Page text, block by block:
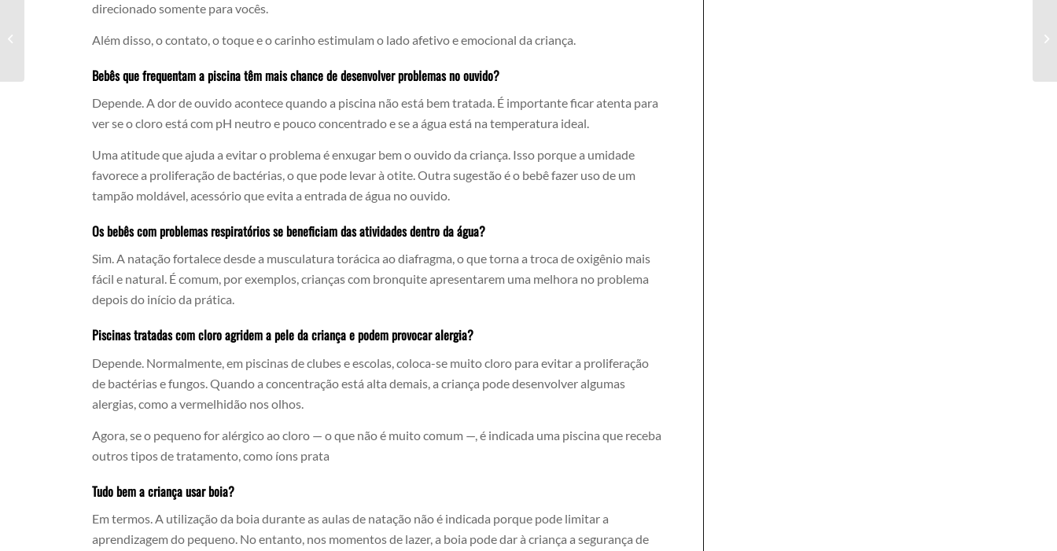
direcionado somente para vocês.
Além disso, o contato, o toque e o carinho estimulam o lado afetivo e emocional da criança.
Bebês que frequentam a piscina têm mais chance de desenvolver problemas no ouvido?
Depende. A dor de ouvido acontece quando a piscina não está bem tratada. É importante ficar atenta para
ver se o cloro está com pH neutro e pouco concentrado e se a água está na temperatura ideal.
Uma atitude que ajuda a evitar o problema é enxugar bem o ouvido da criança. Isso porque a umidade
favorece a proliferação de bactérias, o que pode levar à otite. Outra sugestão é o bebê fazer uso de um
tampão moldável, acessório que evita a entrada de água no ouvido.
Os bebês com problemas respiratórios se beneficiam das atividades dentro da água?
Sim. A natação fortalece desde a musculatura torácica ao diafragma, o que torna a troca de oxigênio mais
fácil e natural. É comum, por exemplos, crianças com bronquite apresentarem uma melhora no problema
depois do início da prática.
Piscinas tratadas com cloro agridem a pele da criança e podem provocar alergia?
Depende. Normalmente, em piscinas de clubes e escolas, coloca-se muito cloro para evitar a proliferação
de bactérias e fungos. Quando a concentração está alta demais, a criança pode desenvolver algumas
alergias, como a vermelhidão nos olhos.
Agora, se o pequeno for alérgico ao cloro — o que não é muito comum —, é indicada uma piscina que receba
outros tipos de tratamento, como íons prata
Tudo bem a criança usar boia?
Em termos. A utilização da boia durante as aulas de natação não é indicada porque pode limitar a
aprendizagem do pequeno. No entanto, nos momentos de lazer, a boia pode dar à criança a segurança de